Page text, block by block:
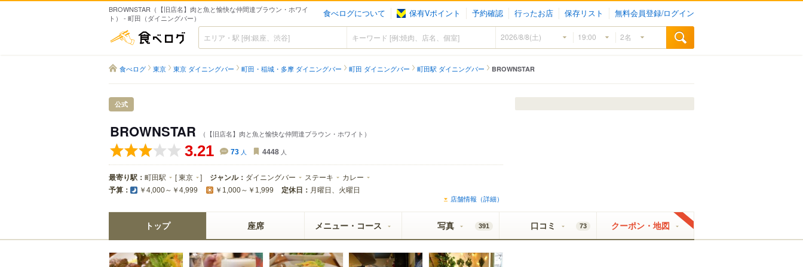
BROWNSTAR（【旧店名】肉と魚と愉快な仲間達ブラウン・ホワイ
ト） - 町田（ダイニングバー）
食べログについて 保有Vポイント 予約確認 行ったお店 保存リスト 無料会員登録/ログイン
食べログ
食べログ 東京 東京 ダイニングバー 町田・稲城・多摩 ダイニングバー 町田 ダイニングバー 町田駅 ダイニングバー BROWNSTAR
公式
BROWNSTAR （【旧店名】肉と魚と愉快な仲間達ブラウン・ホワイト）
3.21 73 人 4448 人
最寄り駅： 町田駅 [東京 ] ジャンル： ダイニングバー ステーキ カレー
予算： ￥4,000～￥4,999 ￥1,000～￥1,999 定休日： 月曜日、火曜日
店舗情報（詳細）
トップ 座席 メニュー・コース 写真 391 口コミ 73 クーポン・地図